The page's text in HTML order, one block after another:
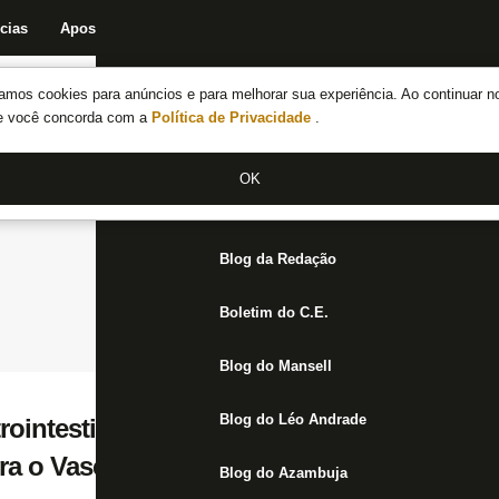
cookies para anúncios e para melhorar sua experiência. Ao continuar
você concorda com a Política de Privacidade .
OK
Apostas
Notícias do Botafogo
Fórum
Jogos
Blog da Redação
Boletim do C.E.
Blog do Mansell
Blog do Léo Andrade
Blog do Azambuja
impediu Álvaro Montoro de
o Vasco, revela técnico